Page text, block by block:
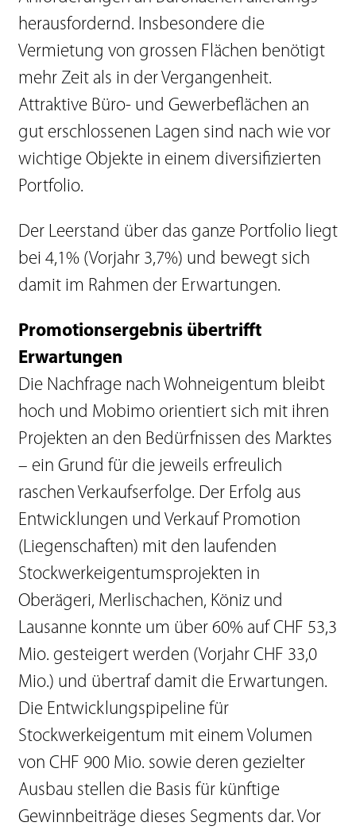
herausfordernd. Insbesondere die
Vermietung von grossen Flächen benötigt
mehr Zeit als in der Vergangenheit.
Attraktive Büro- und Gewerbeflächen an
gut erschlossenen Lagen sind nach wie vor
wichtige Objekte in einem diversifizierten
Portfolio.
Der Leerstand über das ganze Portfolio liegt
bei 4,1% (Vorjahr 3,7%) und bewegt sich
damit im Rahmen der Erwartungen.
Promotionsergebnis übertrifft
Erwartungen
Die Nachfrage nach Wohneigentum bleibt
hoch und Mobimo orientiert sich mit ihren
Projekten an den Bedürfnissen des Marktes
– ein Grund für die jeweils erfreulich
raschen Verkaufserfolge. Der Erfolg aus
Entwicklungen und Verkauf Promotion
(Liegenschaften) mit den laufenden
Stockwerkeigentumsprojekten in
Oberägeri, Merlischachen, Köniz und
Lausanne konnte um über 60% auf CHF 53,3
Mio. gesteigert werden (Vorjahr CHF 33,0
Mio.) und übertraf damit die Erwartungen.
Die Entwicklungspipeline für
Stockwerkeigentum mit einem Volumen
von CHF 900 Mio. sowie deren gezielter
Ausbau stellen die Basis für künftige
Gewinnbeiträge dieses Segments dar. Vor